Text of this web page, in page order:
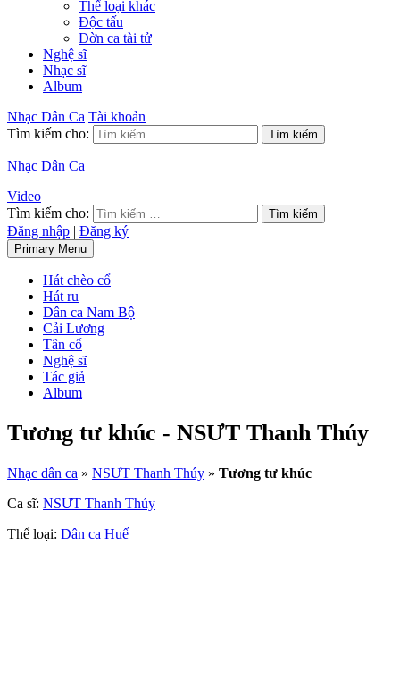
Thể loại khác
Độc tấu
Đờn ca tài tử
Nghệ sĩ
Nhạc sĩ
Album
Nhạc Dân Ca Tài khoản
Tìm kiếm cho:
Nhạc Dân Ca
Video
Tìm kiếm cho:
Đăng nhập | Đăng ký
Primary Menu
Hát chèo cổ
Hát ru
Dân ca Nam Bộ
Cải Lương
Tân cổ
Nghệ sĩ
Tác giả
Album
Tương tư khúc - NSƯT Thanh Thúy
Nhạc dân ca » NSƯT Thanh Thúy » Tương tư khúc
Ca sĩ: NSƯT Thanh Thúy
Thể loại: Dân ca Huế